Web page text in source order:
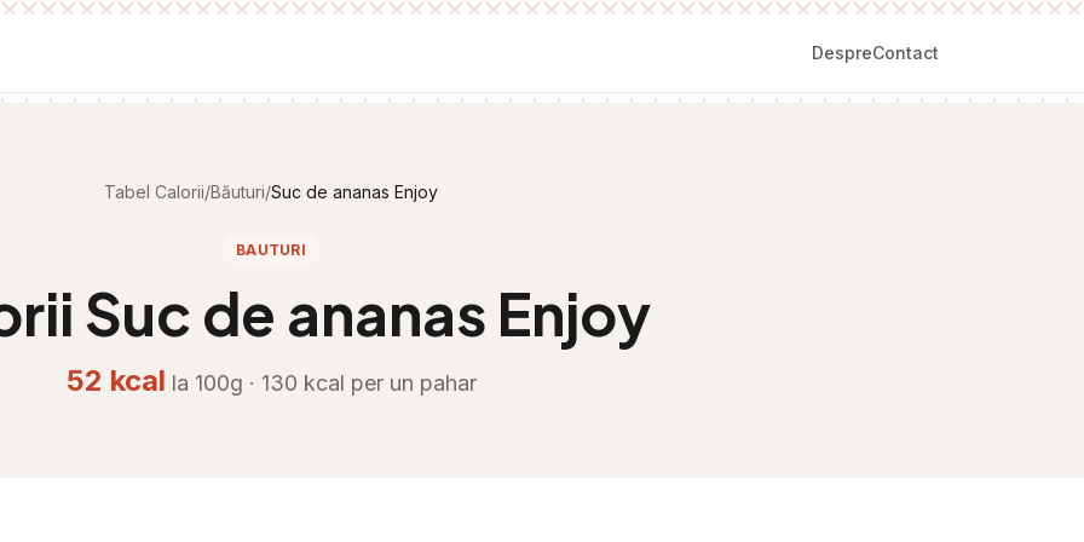
DespreContact
Tabel Calorii/Băuturi/Suc de ananas Enjoy
BAUTURI
Suc de ananas Enjoy
52 kcal la 100g · 130 kcal per un pahar